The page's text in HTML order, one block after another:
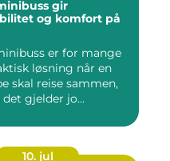
gir
og komfort på
er for mange
løsning når en
skal reise sammen,
gjelder jo...
10. jul